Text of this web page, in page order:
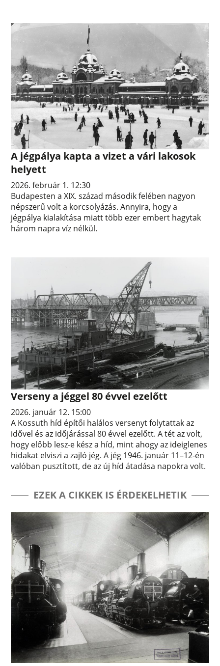
A jégpálya kapta a vizet a vári lakosok
helyett
2026. február 1. 12:30
Budapesten a XIX. század második felében nagyon
népszerű volt a korcsolyázás. Annyira, hogy a
jégpálya kialakítása miatt több ezer embert hagytak
három napra víz nélkül.
Verseny a jéggel 80 évvel ezelőtt
2026. január 12. 15:00
A Kossuth híd építői halálos versenyt folytattak az
idővel és az időjárással 80 évvel ezelőtt. A tét az volt,
hogy előbb lesz-e kész a híd, mint ahogy az ideiglenes
hidakat elviszi a zajló jég. A jég 1946. január 11–12-én
valóban pusztított, de az új híd átadása napokra volt.
EZEK A CIKKEK IS ÉRDEKELHETIK